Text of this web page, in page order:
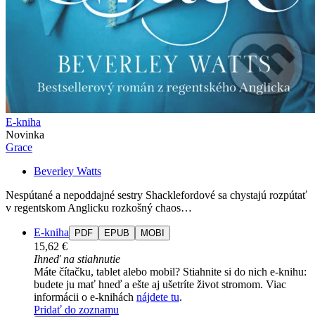
E-kniha
Novinka
Grace
Beverley Watts
Nespútané a nepoddajné sestry Shacklefordové sa chystajú rozpútať
v regentskom Anglicku rozkošný chaos…
E-kniha PDF EPUB MOBI
15,62 €
Ihneď na stiahnutie
Máte čítačku, tablet alebo mobil? Stiahnite si do nich e-knihu:
budete ju mať hneď a ešte aj ušetríte život stromom. Viac
informácii o e-knihách nájdete tu.
Pridať do zoznamu